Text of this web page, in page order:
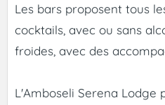
Les bars proposent tous
cocktails, avec ou sans
froides, avec des
L'Amboseli Serena Lodge